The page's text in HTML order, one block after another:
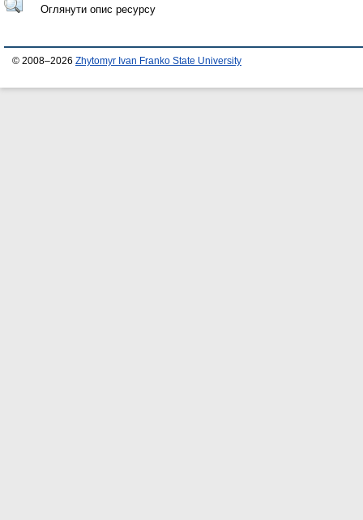
Оглянути опис ресурсу
© 2008–2026 Zhytomyr Ivan Franko State University